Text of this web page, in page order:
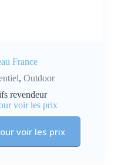
France
, Outdoor
revendeur
voir les prix
voir les prix